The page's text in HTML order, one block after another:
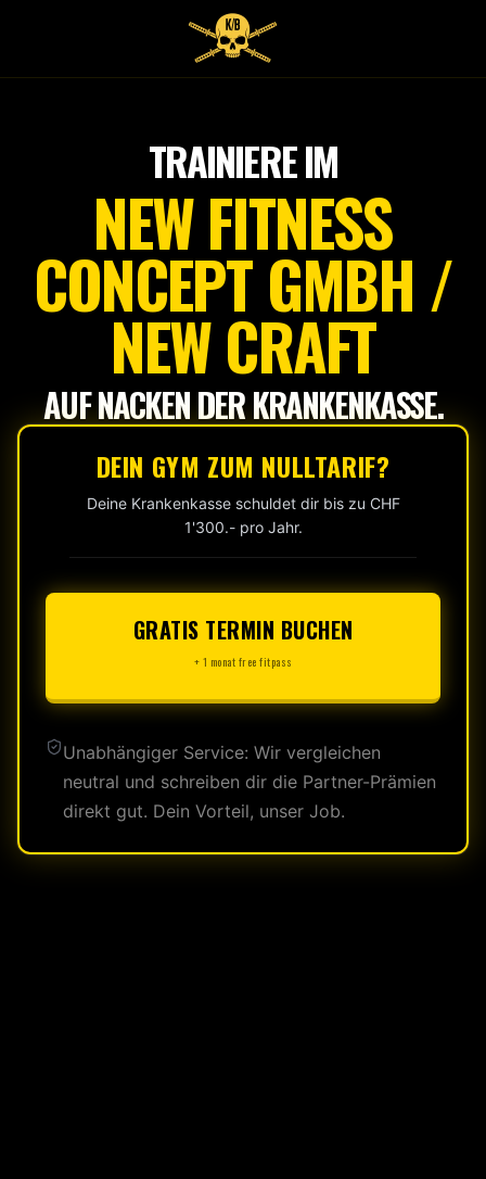
Tap
to
TRAINIERE IM
NEW FITNESS
CONCEPT GMBH /
NEW CRAFT
AUF NACKEN DER KRANKENKASSE.
DEIN GYM ZUM NULLTARIF?
Deine Krankenkasse schuldet dir bis zu CHF
1'300.- pro Jahr.
GRATIS TERMIN BUCHEN
+ 1 monat free fitpass
Unabhängiger Service: Wir vergleichen
neutral und schreiben dir die Partner-Prämien
direkt gut. Dein Vorteil, unser Job.